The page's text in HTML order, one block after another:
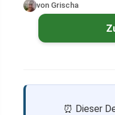
von Grischa
⏰ Dieser